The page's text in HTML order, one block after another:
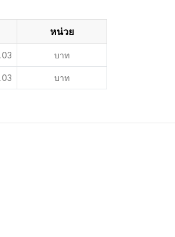
หน่วย
บาท
บาท